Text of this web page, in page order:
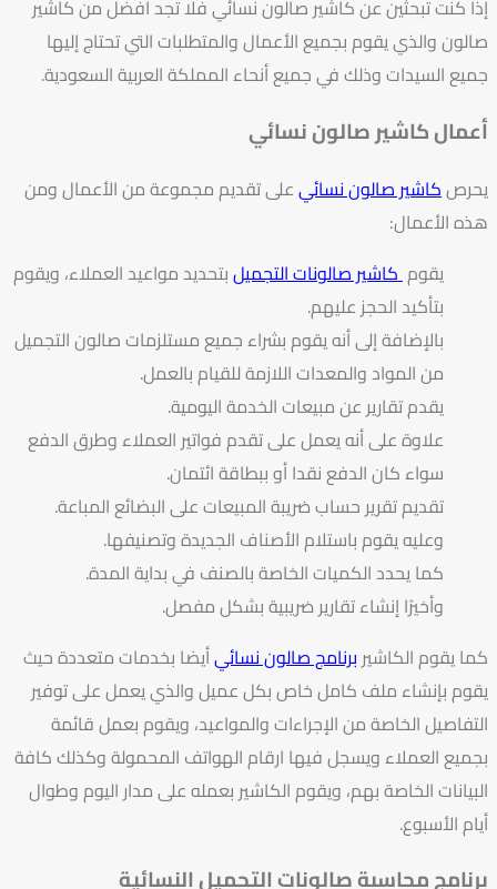
إذا كنت تبحثين عن كاشير صالون نسائي فلا تجد افضل من كاشير
صالون والذي يقوم بجميع الأعمال والمتطلبات التي تحتاج إليها
جميع السيدات وذلك في جميع أنحاء المملكة العربية السعودية.
أعمال كاشير صالون نسائي
يحرصكاشير صالون نسائيعلى تقديم مجموعة من الأعمال ومن
هذه الأعمال:
يقومكاشير صالونات التجميلبتحديد مواعيد العملاء، ويقوم
بتأكيد الحجز عليهم.
بالإضافة إلى أنه يقوم بشراء جميع مستلزمات صالون التجميل
من المواد والمعدات اللازمة للقيام بالعمل.
يقدم تقارير عن مبيعات الخدمة اليومية.
علاوة على أنه يعمل على تقدم فواتير العملاء وطرق الدفع
سواء كان الدفع نقدا أو ببطاقة ائتمان.
تقديم تقرير حساب ضريبة المبيعات على البضائع المباعة.
وعليه يقوم باستلام الأصناف الجديدة وتصنيفها.
كما يحدد الكميات الخاصة بالصنف في بداية المدة.
وأخيرًا إنشاء تقارير ضريبية بشكل مفصل.
كما يقوم الكاشير برنامج صالون نسائيأيضا بخدمات متعددة حيث
يقوم بإنشاء ملف كامل خاص بكل عميل والذي يعمل على توفير
التفاصيل الخاصة من الإجراءات والمواعيد، ويقوم بعمل قائمة
بجميع العملاء ويسجل فيها ارقام الهواتف المحمولة وكذلك كافة
البيانات الخاصة بهم، ويقوم الكاشير بعمله على مدار اليوم وطوال
أيام الأسبوع.
برنامج محاسبة صالونات التجميل النسائية